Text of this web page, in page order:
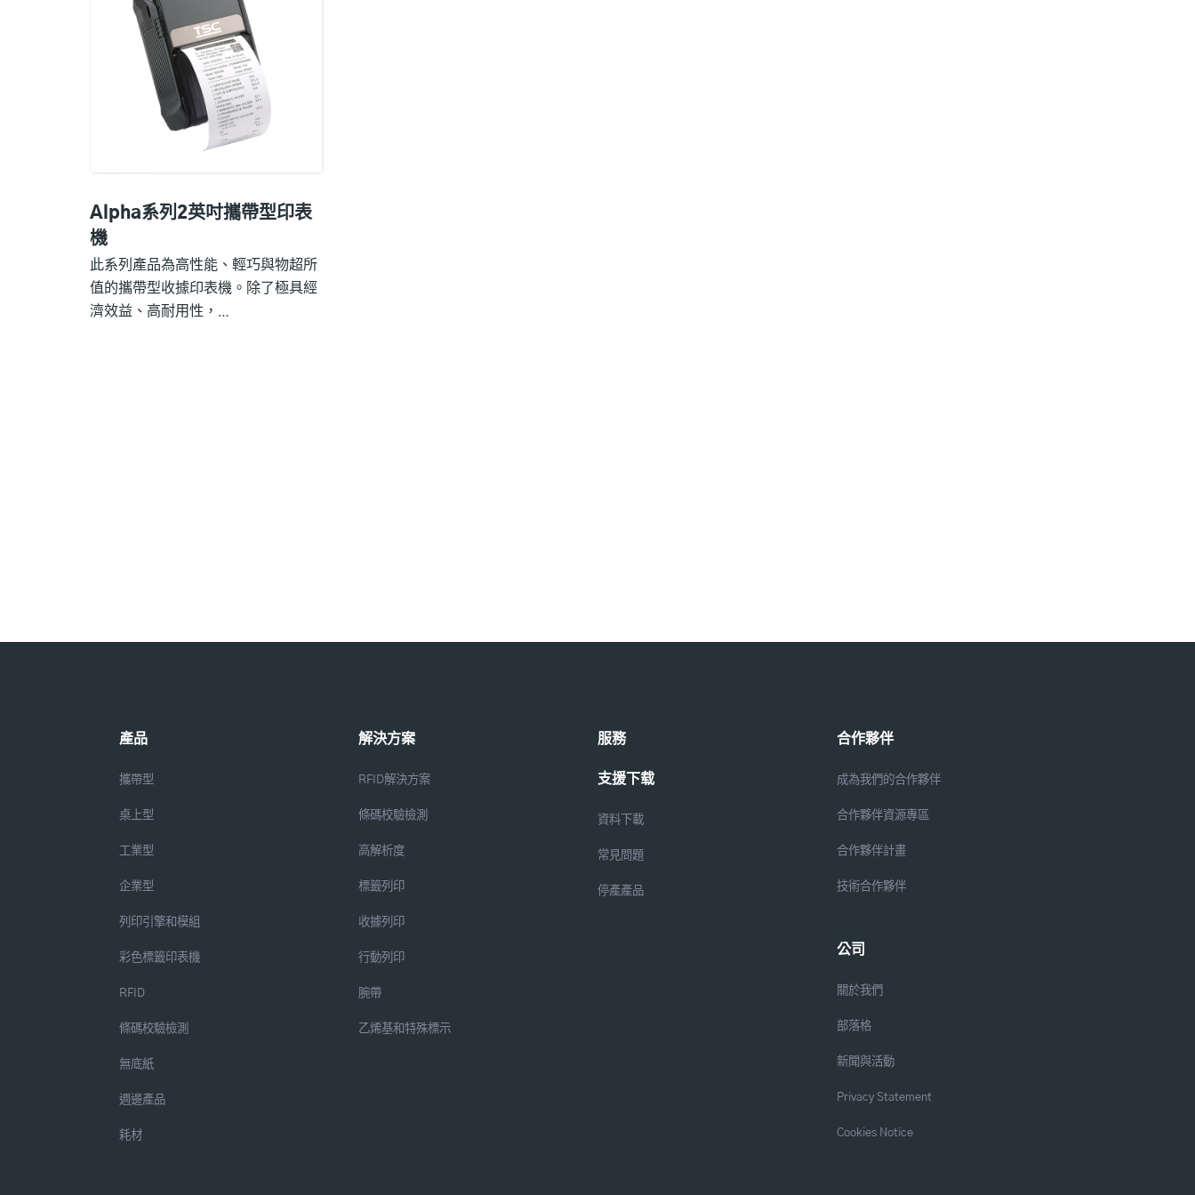
Alpha系列2英吋攜帶型印表
機
此系列產品為高性能、輕巧與物超所
值的攜帶型收據印表機。除了極具經
濟效益、高耐用性，…
產品
攜帶型
桌上型
工業型
企業型
列印引擎和模組
彩色標籤印表機
RFID
條碼校驗檢測
無底紙
週邊產品
耗材
解決方案
RFID解決方案
條碼校驗檢測
高解析度
標籤列印
收據列印
行動列印
腕帶
乙烯基和特殊標示
服務
支援下载
資料下載
常見問題
停產產品
合作夥伴
成為我們的合作夥伴
合作夥伴資源專區
合作夥伴計畫
技術合作夥伴
公司
關於我們
部落格
新聞與活動
Privacy Statement
Cookies Notice